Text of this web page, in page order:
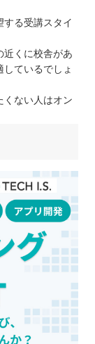
する受講スタイ
近くに校舎があ
ているでしょ
くない人はオン